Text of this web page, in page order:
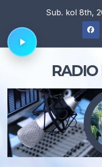
content
Sub. kol 8th,
RADIO